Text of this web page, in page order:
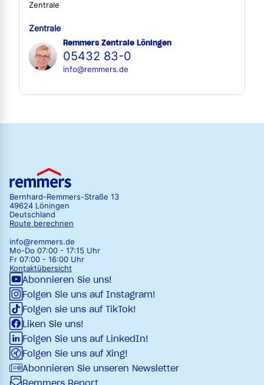
Zentrale
Zentrale
Remmers Zentrale Löningen
05432 83-0
info@remmers.de
Bernhard-Remmers-Straße 13
49624 Löningen
Deutschland
Route berechnen
info@remmers.de
Mo-Do 07:00 - 17:15 Uhr
Fr 07:00 - 16:00 Uhr
Kontaktübersicht
Abonnieren Sie uns!
Folgen Sie uns auf Instagram!
Folgen sie uns auf TikTok!
Liken Sie uns!
Folgen Sie uns auf LinkedIn!
Folgen Sie uns auf Xing!
Abonnieren Sie unseren Newsletter